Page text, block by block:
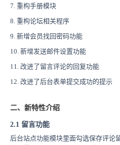
7. 重构手册模块
8. 重构论坛相关程序
9. 新增会员找回密码功能
10. 新增发送邮件设置功能
11. 改进了留言评论的回复功能
12. 改进了后台表单提交成功的提示
二、新特性介绍
2.1 留言功能
后台站点功能模块里面勾选保存评论